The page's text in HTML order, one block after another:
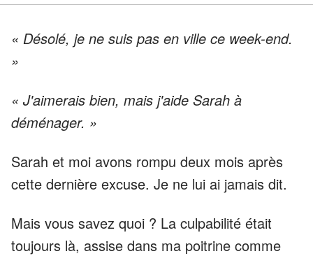
« Désolé, je ne suis pas en ville ce week-end.
»
« J'aimerais bien, mais j'aide Sarah à
déménager. »
Sarah et moi avons rompu deux mois après
cette dernière excuse. Je ne lui ai jamais dit.
Mais vous savez quoi ? La culpabilité était
toujours là, assise dans ma poitrine comme